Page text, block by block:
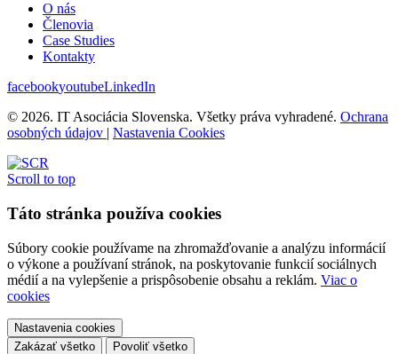
O nás
Členovia
Case Studies
Kontakty
facebookyoutubeLinkedIn
© 2026. IT Asociácia Slovenska. Všetky práva vyhradené. Ochrana
osobných údajov | Nastavenia Cookies
Scroll to top
Táto stránka používa cookies
Súbory cookie používame na zhromažďovanie a analýzu informácií
o výkone a používaní stránok, na poskytovanie funkcií sociálnych
médií a na vylepšenie a prispôsobenie obsahu a reklám. Viac o
cookies
Nastavenia cookies
Zakázať všetko
Povoliť všetko